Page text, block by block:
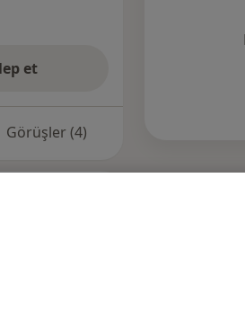
et
Görüşler (4)